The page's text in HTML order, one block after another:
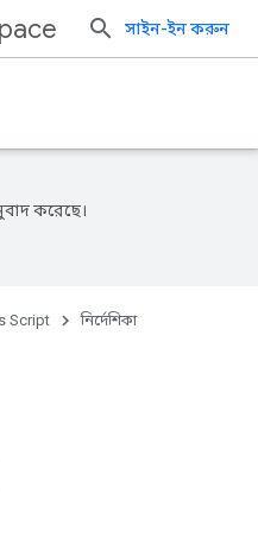
সাইন-ইন করুন
করেছে।
Script নির্দেশিকা